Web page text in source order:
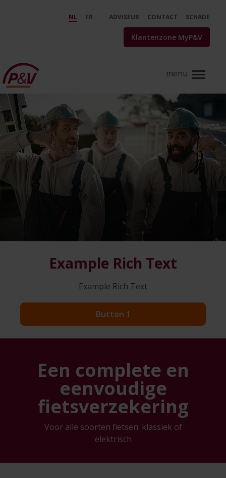
Mobility sandbox - P&amp;V
NL FR ADVISEUR CONTACT SCHADE
Klantenzone MyP&V
Example Rich Text
Example Rich Text
Button 1
Een complete en
eenvoudige
fietsverzekering
Voor alle soorten fietsen: klassiek of
elektrisch